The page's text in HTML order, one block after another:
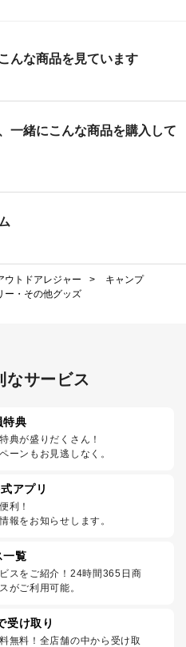
んな商品を見ています
一緒にこんな商品を購入して
ウトドアレジャー >
キャンプ
ー・その他グッズ
なサービス
特典
典が盛りだくさん！
ーンもお見逃しなく。
アプリ
利！
報をお知らせします。
一覧
スをご紹介！24時間365日商
がご利用可能。
受け取り
無料！全店舗の中から受け取